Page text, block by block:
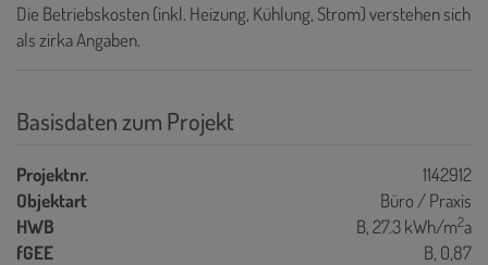
Die Betriebskosten (inkl. Heizung, Kühlung, Strom) verstehen sich
als zirka Angaben.
Basisdaten zum Projekt
Projektnr.
1142912
Objektart
Büro / Praxis
HWB
B, 27.3 kWh/m2a
fGEE
B, 0,87